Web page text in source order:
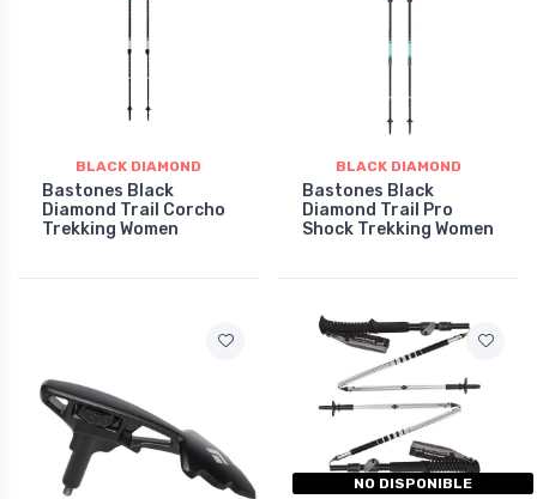
BLACK DIAMOND
Bastones Black
Diamond Trail Corcho
Trekking Women
BLACK DIAMOND
Bastones Black
Diamond Trail Pro
Shock Trekking Women
NO DISPONIBLE